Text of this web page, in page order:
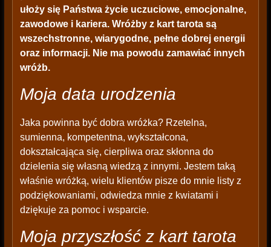
ułoży się Państwa życie uczuciowe, emocjonalne,
zawodowe i kariera. Wróżby z kart tarota są
wszechstronne, wiarygodne, pełne dobrej energii
oraz informacji. Nie ma powodu zamawiać innych
wróżb.
Moja data urodzenia
Jaka powinna być dobra wróżka? Rzetelna,
sumienna, kompetentna, wykształcona,
dokształcająca się, cierpliwa oraz skłonna do
dzielenia się własną wiedzą z innymi. Jestem taką
właśnie wróżką, wielu klientów pisze do mnie listy z
podziękowaniami, odwiedza mnie z kwiatami i
dziękuje za pomoc i wsparcie.
Moja przyszłość z kart tarota